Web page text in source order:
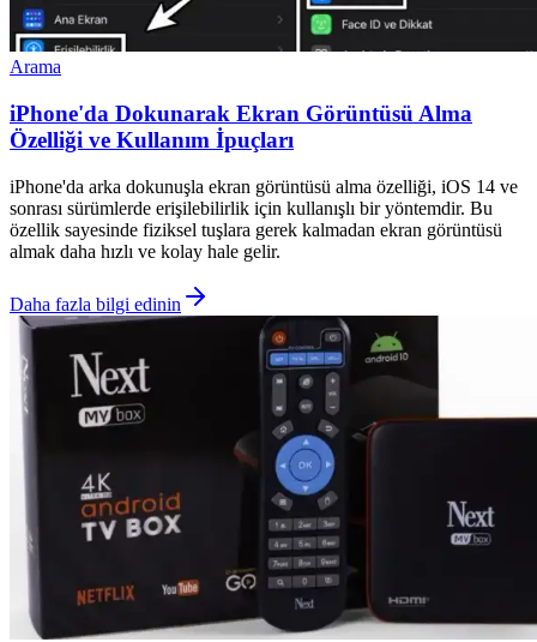
Arama
iPhone'da Dokunarak Ekran Görüntüsü Alma
Özelliği ve Kullanım İpuçları
iPhone'da arka dokunuşla ekran görüntüsü alma özelliği, iOS 14 ve
sonrası sürümlerde erişilebilirlik için kullanışlı bir yöntemdir. Bu
özellik sayesinde fiziksel tuşlara gerek kalmadan ekran görüntüsü
almak daha hızlı ve kolay hale gelir.
Daha fazla bilgi edinin